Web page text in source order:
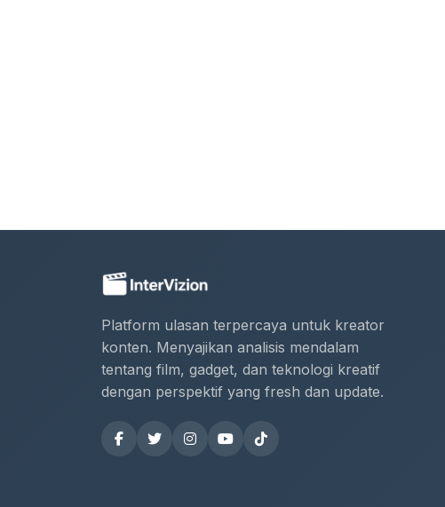
Platform ulasan terpercaya untuk kreator
konten. Menyajikan analisis mendalam
tentang film, gadget, dan teknologi kreatif
dengan perspektif yang fresh dan update.